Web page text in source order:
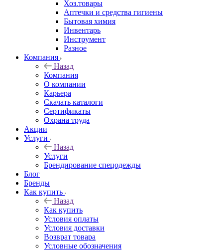
Хоз.товары
Аптечки и средства гигиены
Бытовая химия
Инвентарь
Инструмент
Разное
Компания
Назад
Компания
О компании
Карьера
Cкачать каталоги
Сертификаты
Охрана труда
Акции
Услуги
Назад
Услуги
Брендирование спецодежды
Блог
Бренды
Как купить
Назад
Как купить
Условия оплаты
Условия доставки
Возврат товара
Условные обозначения